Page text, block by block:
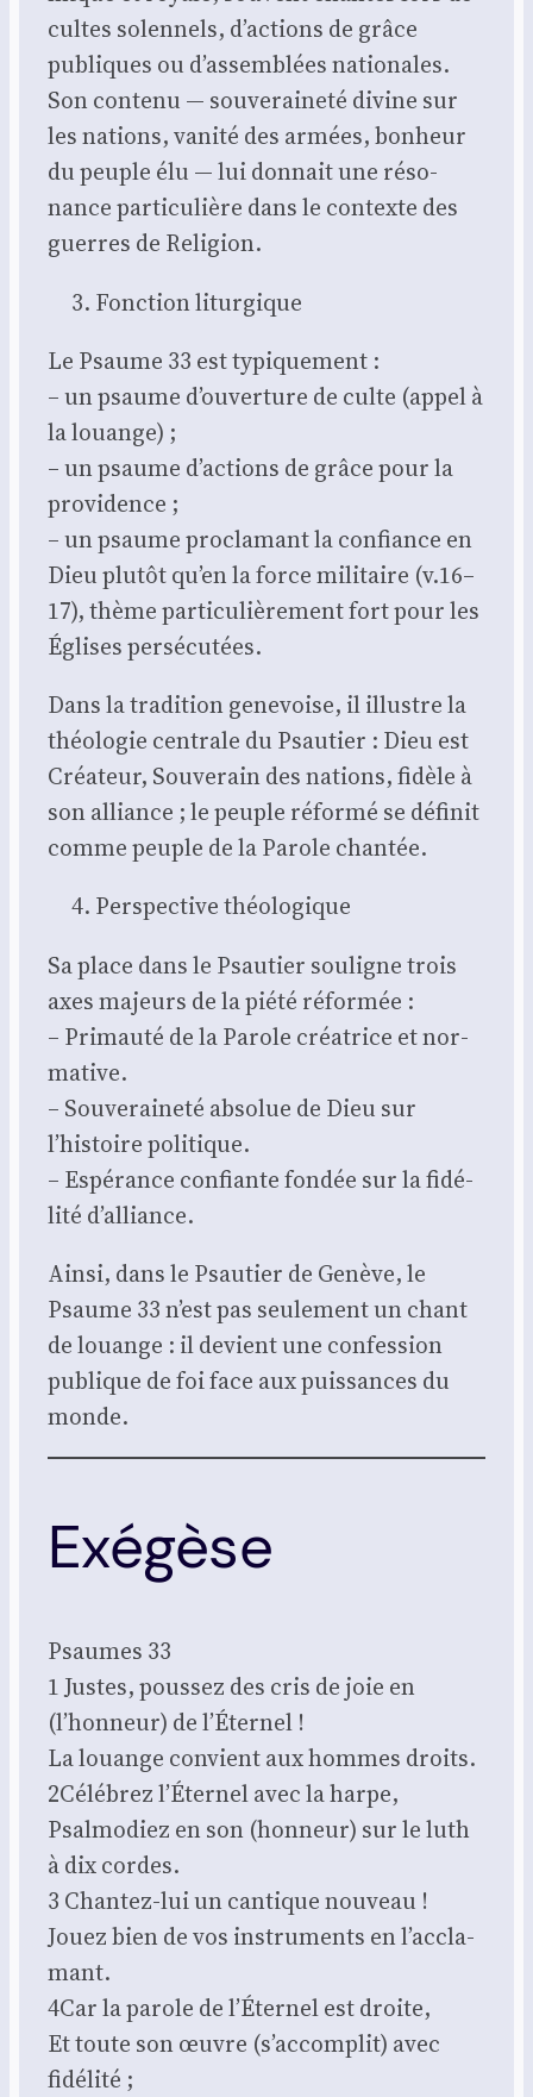
cultes solen­nels, d’actions de grâce
publiques ou d’assemblées natio­nales.
Son conte­nu — sou­ve­rai­ne­té divine sur
les nations, vani­té des armées, bon­heur
du peuple élu — lui don­nait une réso­
nance par­ti­cu­lière dans le contexte des
guerres de Reli­gion.
Fonc­tion litur­gique
Le Psaume 33 est typi­que­ment :
– un psaume d’ouverture de culte (appel à
la louange) ;
– un psaume d’actions de grâce pour la
pro­vi­dence ;
– un psaume pro­cla­mant la confiance en
Dieu plu­tôt qu’en la force mili­taire (v.16–
17), thème par­ti­cu­liè­re­ment fort pour les
Églises per­sé­cu­tées.
Dans la tra­di­tion gene­voise, il illustre la
théo­lo­gie cen­trale du Psau­tier : Dieu est
Créa­teur, Sou­ve­rain des nations, fidèle à
son alliance ; le peuple réfor­mé se défi­nit
comme peuple de la Parole chan­tée.
Pers­pec­tive théo­lo­gique
Sa place dans le Psau­tier sou­ligne trois
axes majeurs de la pié­té réfor­mée :
– Pri­mau­té de la Parole créa­trice et nor­
ma­tive.
– Sou­ve­rai­ne­té abso­lue de Dieu sur
l’histoire poli­tique.
– Espé­rance confiante fon­dée sur la fidé­
li­té d’alliance.
Ain­si, dans le Psau­tier de Genève, le
Psaume 33 n’est pas seule­ment un chant
de louange : il devient une confes­sion
publique de foi face aux puis­sances du
monde.
Exégèse
Psaumes 33
1 Justes, pous­sez des cris de joie en
(l’hon­neur) de l’É­ter­nel !
La louange convient aux hommes droits.
2Célébrez l’É­ter­nel avec la harpe,
Psal­mo­diez en son (hon­neur) sur le luth
à dix cordes.
3 Chan­tez-lui un can­tique nou­veau !
Jouez bien de vos ins­tru­ments en l’ac­cla­
mant.
4Car la parole de l’É­ter­nel est droite,
Et toute son œuvre (s’ac­com­plit) avec
fidé­li­té ;